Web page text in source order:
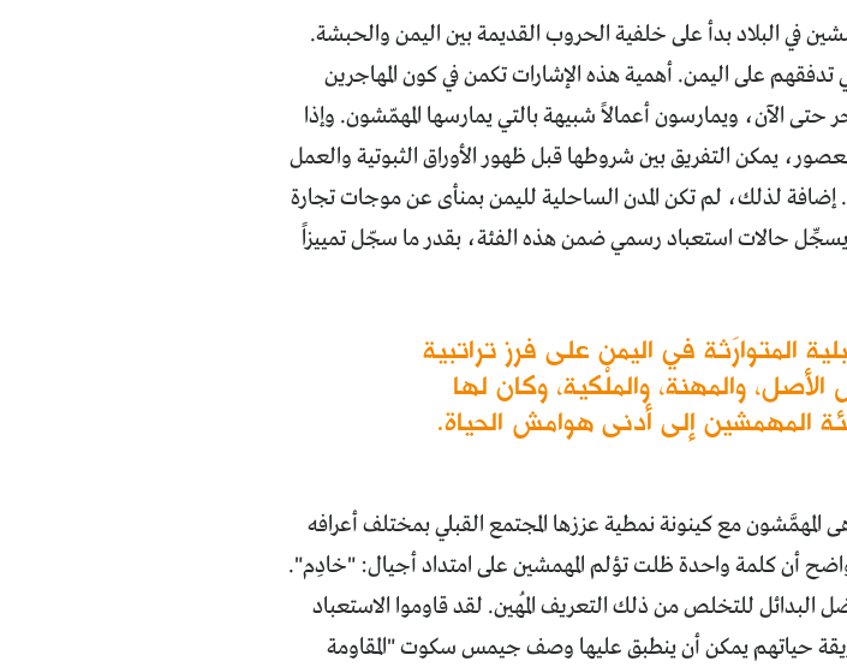
في البلاد بدأ على خلفية الحروب القديمة بين اليمن والحبشة.
تدفقهم على اليمن. أهمية هذه الإشارات تكمن في كون المهاجرين
حتى الآن، ويمارسون أعمالاً شبيهة بالتي يمارسها المهمّشون. وإذا
يمكن التفريق بين شروطها قبل ظهور الأوراق الثبوتية والعمل
لذلك، لم تكن المدن الساحلية لليمن بمنأى عن موجات تجارة
يسجِّل حالات استعباد رسمي ضمن هذه الفئة، بقدر ما سجّل تمييزاً
المتوارَثة في اليمن على فرز تراتبية
والمهنة، والملْكية، وكان لها
المهمشين إلى أدنى هوامش الحياة.
المهمَّشون مع كينونة نمطية عززها المجتمع القبلي بمختلف أعرافه
أن كلمة واحدة ظلت تؤلم المهمشين على امتداد أجيال: "خادِم".
للتخلص من ذلك التعريف المُهين. لقد قاوموا الاستعباد
حياتهم يمكن أن ينطبق عليها وصف جيمس سكوت "المقاومة